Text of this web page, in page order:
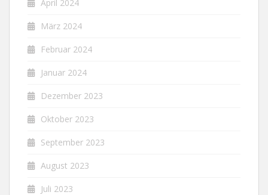
April 2024
März 2024
Februar 2024
Januar 2024
Dezember 2023
Oktober 2023
September 2023
August 2023
Juli 2023